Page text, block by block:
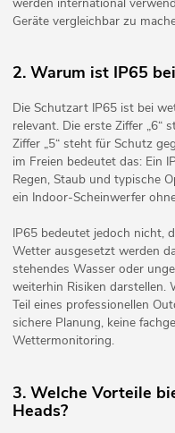
Geräte vergleichbar zu
2. Warum ist IP65
Die Schutzart IP65 ist bei
relevant. Die erste Ziffer „6“
Ziffer „5“ steht für Schutz
im Freien bedeutet das: Ein
Regen, Staub und typische
ein Indoor-Scheinwerfer
IP65 bedeutet jedoch nicht,
Wetter ausgesetzt werden
stehendes Wasser oder
weiterhin Risiken darstellen.
Teil eines professionellen
sichere Planung, keine
Wettermonitoring.
3. Welche Vorteile
Heads?